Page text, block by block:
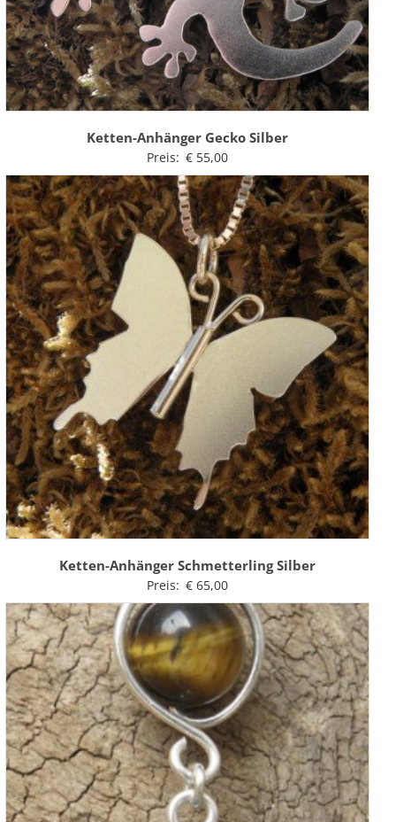
Ketten-Anhänger Gecko Silber
Preis: €55,00
Ketten-Anhänger Schmetterling Silber
Preis: €65,00